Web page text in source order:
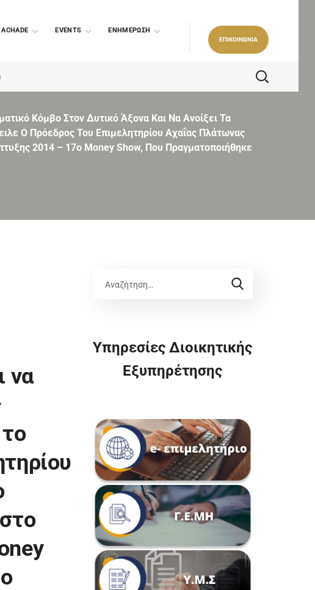
EVENTS ΕΝΗΜΕΡΩΣΗ
ΕΠΙΚΟΙΝΩΝΙΑ
Κόμβο Στον Δυτικό Άξονα Και Να Ανοίξει Τα
Ο Πρόεδρος Του Επιμελητηρίου Αχαΐας Πλάτωνας
2014 – 17o Money Show, Που Πραγματοποιήθηκε
να
Υπηρεσίες Διοικητικής
Εξυπηρέτησης